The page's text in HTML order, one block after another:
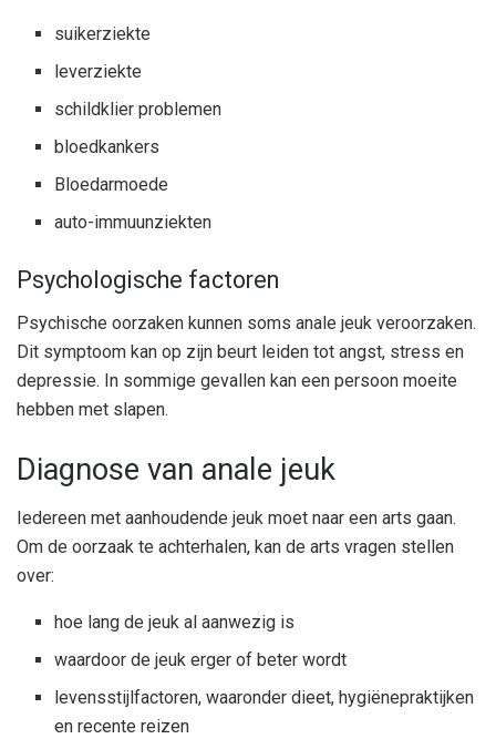
suikerziekte
leverziekte
schildklier problemen
bloedkankers
Bloedarmoede
auto-immuunziekten
Psychologische factoren
Psychische oorzaken kunnen soms anale jeuk veroorzaken.
Dit symptoom kan op zijn beurt leiden tot angst, stress en
depressie. In sommige gevallen kan een persoon moeite
hebben met slapen.
Diagnose van anale jeuk
Iedereen met aanhoudende jeuk moet naar een arts gaan.
Om de oorzaak te achterhalen, kan de arts vragen stellen
over:
hoe lang de jeuk al aanwezig is
waardoor de jeuk erger of beter wordt
levensstijlfactoren, waaronder dieet, hygiënepraktijken
en recente reizen